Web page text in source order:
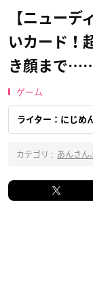
【ニューデ
いカード！
き顔まで
ゲーム
ライター：にじめ
カテゴリ : あんさん